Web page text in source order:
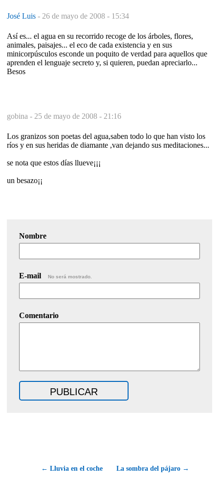
José Luis - 26 de mayo de 2008 - 15:34
Así es... el agua en su recorrido recoge de los árboles, flores,
animales, paisajes... el eco de cada existencia y en sus
minicorpúsculos esconde un poquito de verdad para aquellos que
aprenden el lenguaje secreto y, si quieren, puedan apreciarlo...
Besos
gobina - 25 de mayo de 2008 - 21:16
Los granizos son poetas del agua,saben todo lo que han visto los
ríos y en sus heridas de diamante ,van dejando sus meditaciones...
se nota que estos días llueve¡¡¡
un besazo¡¡
Nombre
E-mail No será mostrado.
Comentario
← Lluvia en el coche La sombra del pájaro →